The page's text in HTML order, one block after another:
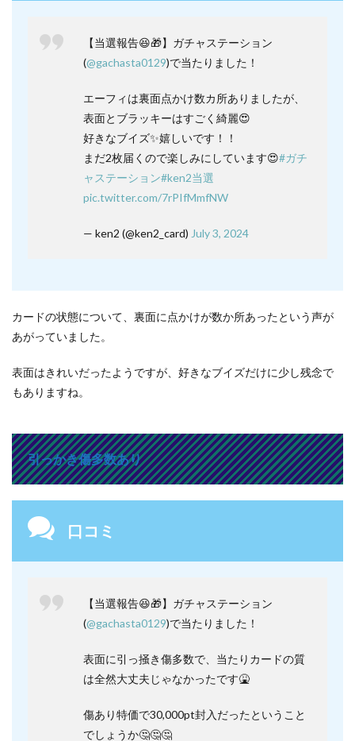
【当選報告😆🎁】ガチャステーション
(@gachasta0129)で当たりました！
エーフィは裏面点かけ数カ所ありましたが、
表面とブラッキーはすごく綺麗😍
好きなブイズ✨嬉しいです！！
まだ2枚届くので楽しみにしています😍#ガチ
ャステーション#ken2当選
pic.twitter.com/7rPIfMmfNW
— ken2 (@ken2_card) July 3, 2024
カードの状態について、裏面に点かけが数か所あったという声が
あがっていました。
表面はきれいだったようですが、好きなブイズだけに少し残念で
もありますね。
引っかき傷多数あり
口コミ
【当選報告😆🎁】ガチャステーション
(@gachasta0129)で当たりました！
表面に引っ掻き傷多数で、当たりカードの質
は全然大丈夫じゃなかったです🤮
傷あり特価で30,000pt封入だったということ
でしょうか🤔🤔🤔